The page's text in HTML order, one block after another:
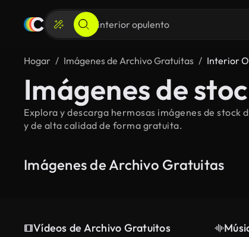
Hogar Imágenes de Archivo Gratuitas Interior
Imágenes de
Explora y descarga hermosas imágenes de
y de alta calidad de forma gratuita.
Imágenes de Archivo Gratuitas
Vídeos de Archivo Gratuitos